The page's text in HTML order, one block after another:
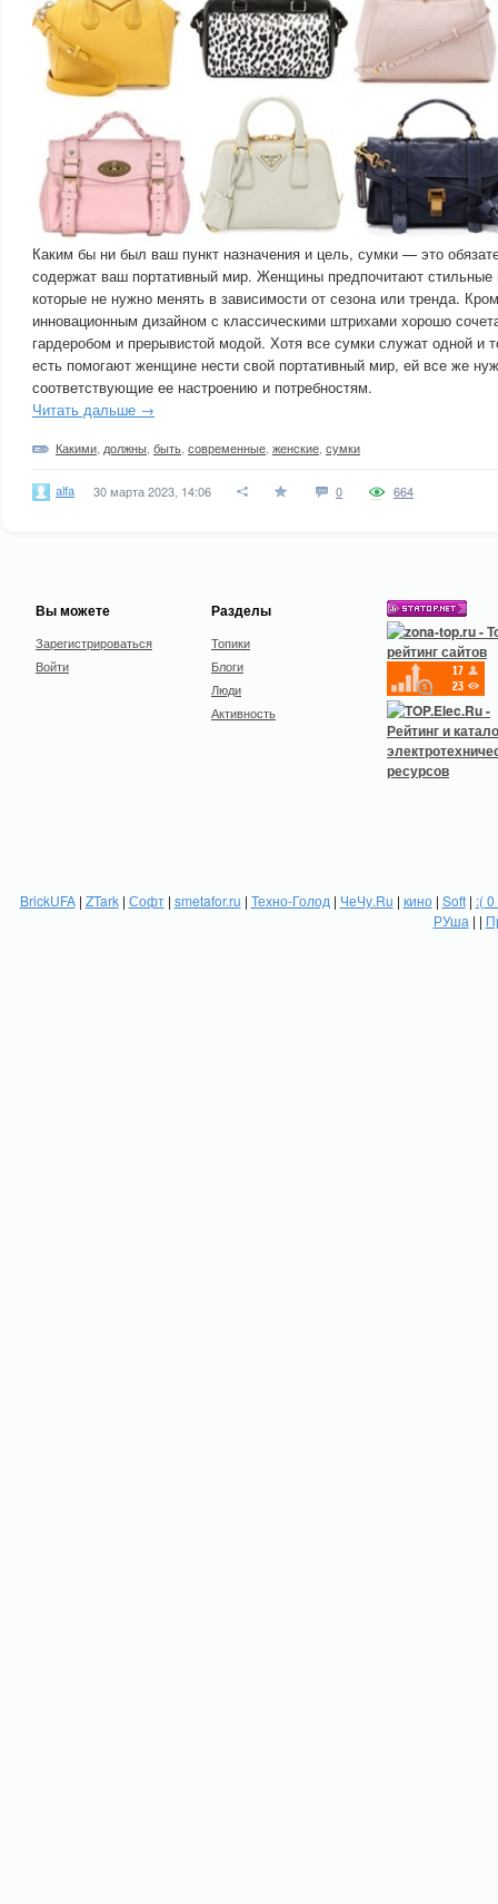
Каким бы ни был ваш пункт назначения и цель, сумки — это
содержат ваш портативный мир. Женщины предпочитают стильные
которые не нужно менять в зависимости от сезона или тренда.
инновационным дизайном с классическими штрихами хорошо
гардеробом и прерывистой модой. Хотя все сумки служат одной и
есть помогают женщине нести свой портативный мир, ей все же
соответствующие ее настроению и потребностям.
Читать дальше →
Какими должны быть современные женские сумки
alfa 30 марта 2023, 14:06 0 664
Вы можете
Зарегистрироваться
Войти
Разделы
Топики
Блоги
Люди
Активность
BrickUFA| ZTark| Софт| smetafor.ru | Техно-Голод | ЧеЧу.Ru | кино| Soft| :(
РУша | |